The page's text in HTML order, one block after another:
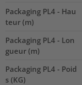
Packaging PL4 - Hau
teur (m)
Packaging PL4 - Lon
gueur (m)
Packaging PL4 - Poid
s (KG)